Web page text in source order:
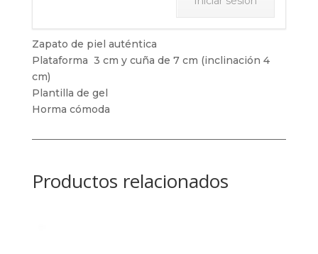
Zapato de piel auténtica
Plataforma 3 cm y cuña de 7 cm (inclinación 4
cm)
Plantilla de gel
Horma cómoda
Productos relacionados